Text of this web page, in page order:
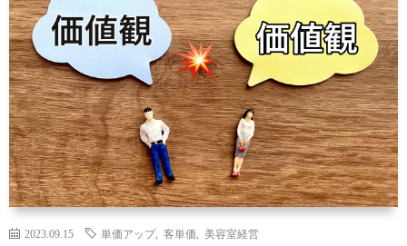
2023.09.15 単価アップ, 客単価 美容室経営